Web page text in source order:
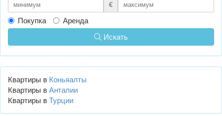
€
Покупка
Аренда
Искать
Квартиры в Коньяалты
Квартиры в Анталии
Квартиры в Турции